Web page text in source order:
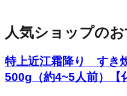
人気ショップの
特上近江霜降り すき
500g（約4~5人前）【